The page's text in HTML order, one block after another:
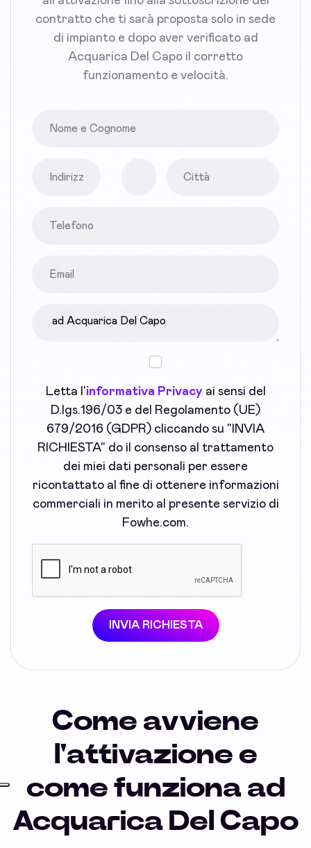
contratto che ti sarà proposta solo in sede
di impianto e dopo aver verificato ad
Acquarica Del Capo il corretto
funzionamento e velocità.
Letta l'informativa Privacyai sensi del
D.lgs.196/03 e del Regolamento (UE)
679/2016 (GDPR) cliccando su "INVIA
RICHIESTA" do il consenso al trattamento
dei miei dati personali per essere
ricontattato al fine di ottenere informazioni
commerciali in merito al presente servizio di
Fowhe.com.
INVIA RICHIESTA
Come avviene
l'attivazione e
come funziona ad
Acquarica Del Capo